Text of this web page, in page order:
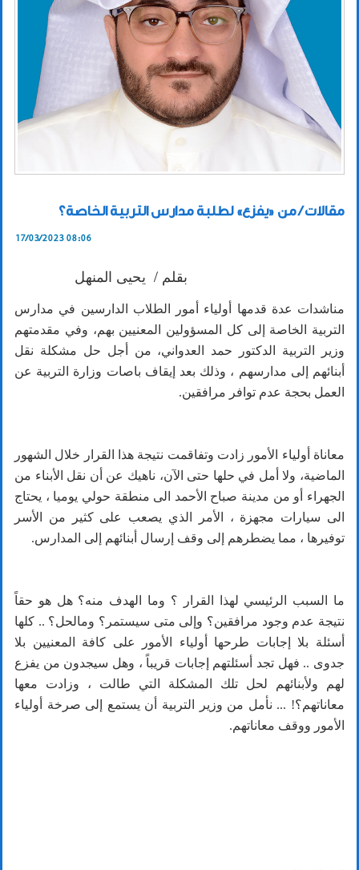
مقالات / من «يفزع» لطلبة مدارس التربية الخاصة؟
17/03/2023 08:06
بقلم / يحيى المنهل
مناشدات عدة قدمها أولياء أمور الطلاب الدارسين في مدارس
التربية الخاصة إلى كل المسؤولين المعنيين بهم، وفي مقدمتهم
وزير التربية الدكتور حمد العدواني، من أجل حل مشكلة نقل
أبنائهم إلى مدارسهم ، وذلك بعد إيقاف باصات وزارة التربية عن
العمل بحجة عدم توافر مرافقين.
معاناة أولياء الأمور زادت وتفاقمت نتيجة هذا القرار خلال الشهور
الماضية، ولا أمل في حلها حتى الآن، ناهيك عن أن نقل الأبناء من
الجهراء أو من مدينة صباح الأحمد الى منطقة حولي يوميا ، يحتاج
الى سيارات مجهزة ، الأمر الذي يصعب على كثير من الأسر
توفيرها ، مما يضطرهم إلى وقف إرسال أبنائهم إلى المدارس.
ما السبب الرئيسي لهذا القرار ؟ وما الهدف منه؟ هل هو حقاً
نتيجة عدم وجود مرافقين؟ وإلى متى سيستمر؟ ومالحل؟ .. كلها
أسئلة بلا إجابات طرحها أولياء الأمور على كافة المعنيين بلا
جدوى .. فهل تجد أسئلتهم إجابات قريباً ، وهل سيجدون من يفزع
لهم ولأبنائهم لحل تلك المشكلة التي طالت ، وزادت معها
معاناتهم؟! ... نأمل من وزير التربية أن يستمع إلى صرخة أولياء
الأمور ووقف معاناتهم.